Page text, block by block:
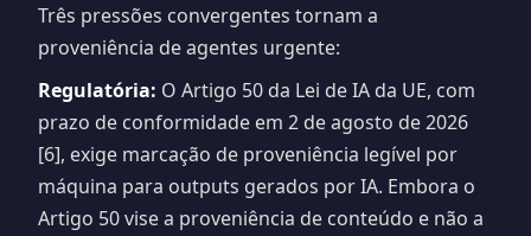
Três pressões convergentes tornam a
proveniência de agentes urgente:
Regulatória: O Artigo 50 da Lei de IA da UE, com
prazo de conformidade em 2 de agosto de 2026
[6], exige marcação de proveniência legível por
máquina para outputs gerados por IA. Embora o
Artigo 50 vise a proveniência de conteúdo e não a